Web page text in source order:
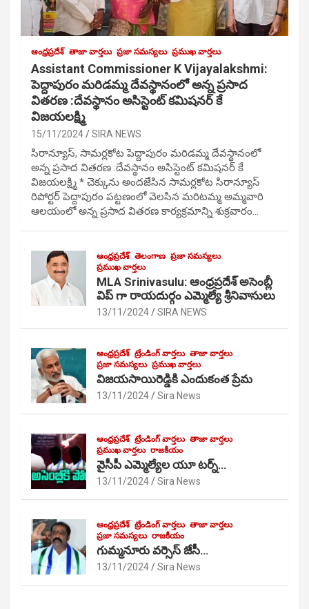
ఆంధ్రప్రదేశ్ తాజా వార్తలు ప్రజా సమస్యలు ప్రముఖ వార్తలు
Assistant Commissioner K Vijayalakshmi:
పెద్దాపురం మరిడమ్మ దేవస్థానంలో అన్న ప్రసాద
వితరణ :దేవస్థానం అసిస్టెంట్ కమిషనర్ కే
విజయలక్ష్మి
15/11/2024 SIRA NEWS
సిరాన్యూస్, సామర్లకోట పెద్దాపురం మరిడమ్మ దేవస్థానంలో
అన్న ప్రసాద వితరణ :దేవస్థానం అసిస్టెంట్ కమిషనర్ కే
విజయలక్ష్మి * చెక్కును అందజేసిన సామర్లకోట సిరాన్యూస్
రిపోర్టర్ పెద్దాపురం పట్టణంలో వెలసిన మరిటమ్మ అమ్మవారి
ఆలయంలో అన్న ప్రసాద వితరణ కార్యక్రమాన్ని శుక్రవారం…
ఆంధ్రప్రదేశ్ తెలంగాణ ప్రజా సమస్యలు
ప్రముఖ వార్తలు
MLA Srinivasulu: ఆంధ్రప్రదేశ్ అసెంబ్లీ
విప్ గా రాయదుర్గం ఎమ్మెల్యే శ్రీనివాసులు
13/11/2024 SIRA NEWS
ఆంధ్రప్రదేశ్ ట్రేండింగ్ వార్తలు తాజా వార్తలు
ప్రజా సమస్యలు ప్రముఖ వార్తలు
విజయసాయిరెడ్డికి ఎందుకంత ప్రేమ
13/11/2024 Sira News
ఆంధ్రప్రదేశ్ ట్రేండింగ్ వార్తలు తాజా వార్తలు
ప్రముఖ వార్తలు రాజకీయం
వైసీపీ ఎమ్మెల్యేల యూ టర్న్…
13/11/2024 Sira News
ఆంధ్రప్రదేశ్ ట్రేండింగ్ వార్తలు తాజా వార్తలు
ప్రజా సమస్యలు రాజకీయం
గుమ్మనూరు వర్సెస్ జేసీ…
13/11/2024 Sira News